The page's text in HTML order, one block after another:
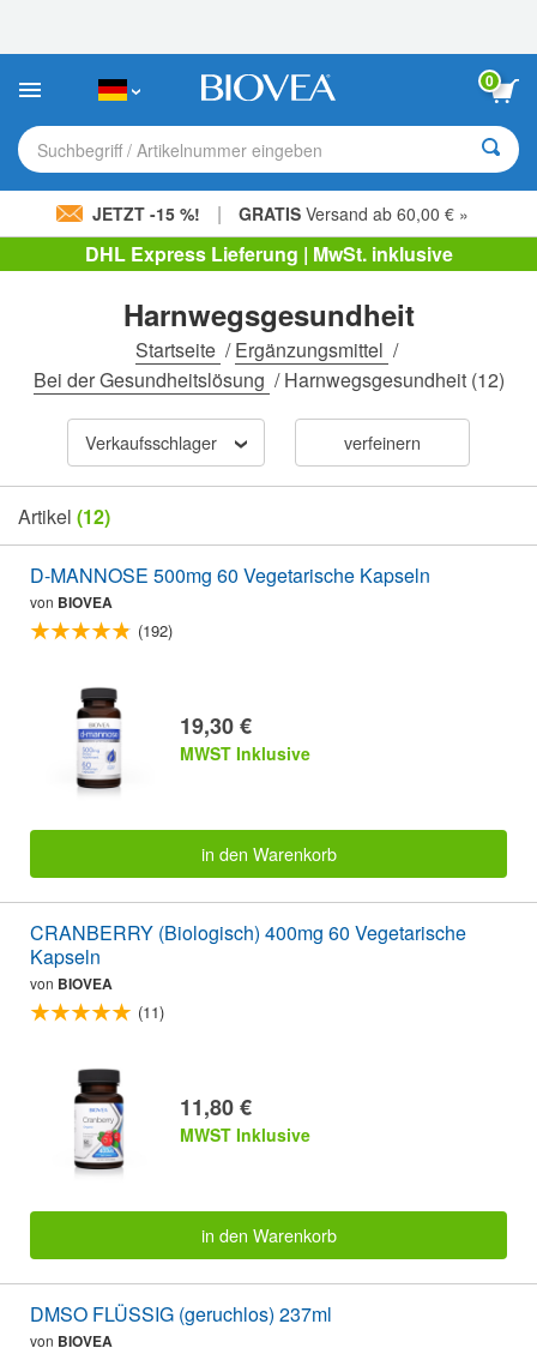
Sie:
Website
ein
Barrierefreiheitssystem.
0
Suchbegriff / Artikelnummer eingeben
JETZT -15 %! | GRATIS Versand ab 60,00 € »
DHL Express Lieferung | MwSt. inklusive
Harnwegsgesundheit
Startseite /Ergänzungsmittel /
Bei der Gesundheitslösung /Harnwegsgesundheit(12)
Verkaufsschlager verfeinern
Artikel (12)
D-MANNOSE 500mg 60 Vegetarische Kapseln
von BIOVEA
(192)
19,30 €
MWST Inklusive
in den Warenkorb
CRANBERRY (Biologisch) 400mg 60 Vegetarische
Kapseln
von BIOVEA
(11)
11,80 €
MWST Inklusive
in den Warenkorb
DMSO FLÜSSIG (geruchlos) 237ml
von BIOVEA